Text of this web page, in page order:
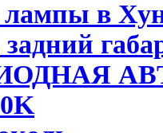
лампы в